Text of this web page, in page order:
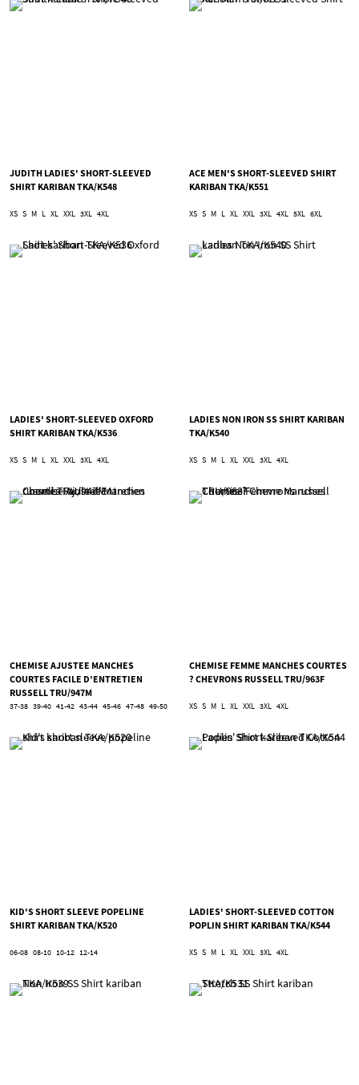
JUDITH LADIES' SHORT-SLEEVED
SHIRT KARIBAN TKA/K548
XS S M L XL XXL 3XL 4XL
ACE MEN'S SHORT-SLEEVED SHIRT
KARIBAN TKA/K551
XS S M L XL XXL 3XL 4XL 5XL 6XL
LADIES' SHORT-SLEEVED OXFORD
SHIRT KARIBAN TKA/K536
XS S M L XL XXL 3XL 4XL
LADIES NON IRON SS SHIRT KARIBAN
TKA/K540
XS S M L XL XXL 3XL 4XL
CHEMISE AJUSTEE MANCHES
COURTES FACILE D’ENTRETIEN
RUSSELL TRU/947M
37-38 39-40 41-42 43-44 45-46 47-48 49-50
CHEMISE FEMME MANCHES COURTES
? CHEVRONS RUSSELL TRU/963F
XS S M L XL XXL 3XL 4XL
KID'S SHORT SLEEVE POPELINE
SHIRT KARIBAN TKA/K520
06-08 08-10 10-12 12-14
LADIES' SHORT-SLEEVED COTTON
POPLIN SHIRT KARIBAN TKA/K544
XS S M L XL XXL 3XL 4XL